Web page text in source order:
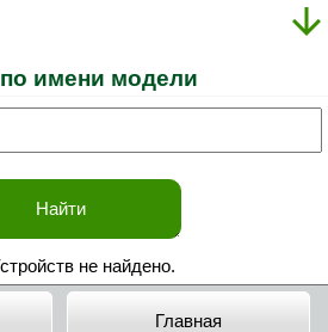
имени модели
не найдено.
Главная